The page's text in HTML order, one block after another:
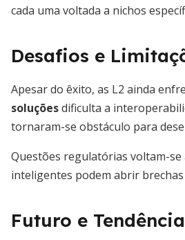
cada uma voltada a nichos
Desafios e
Apesar do êxito, as L2 ainda
soluçõesdificulta a
tornaram-se obstáculo para
Questões regulatórias voltam-
inteligentes podem abrir
Futuro e